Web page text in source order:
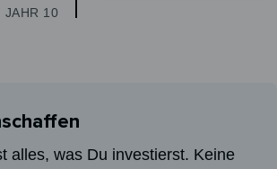
JAHR 10
alles, was Du investierst. Keine